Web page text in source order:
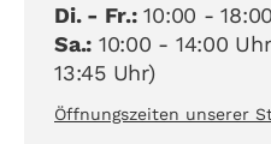
Di. - Fr.:10:00 -
Sa.: 10:00 - 14:00
13:45 Uhr)
Öffnungszeiten unserer